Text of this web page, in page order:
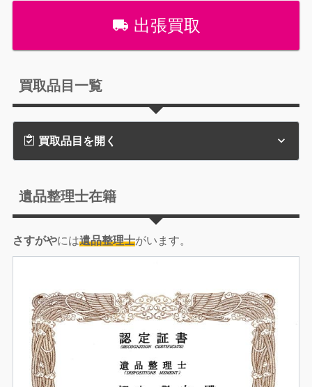
出張買取
買取品目一覧
買取品目を開く
遺品整理士在籍
さすがやには遺品整理士がいます。